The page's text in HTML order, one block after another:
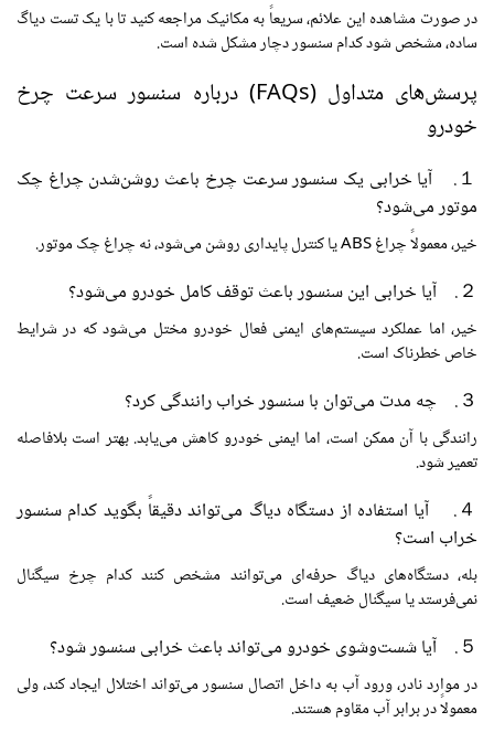
در صورت مشاهده این علائم، سریعاً به مکانیک مراجعه کنید تا با یک تست دیاگ
ساده، مشخص شود کدام سنسور دچار مشکل شده است.
پرسش‌های متداول (FAQs) درباره سنسور سرعت چرخ
خودرو
１. آیا خرابی یک سنسور سرعت چرخ باعث روشن‌شدن چراغ چک
موتور می‌شود؟
خیر، معمولاً چراغ ABS یا کنترل پایداری روشن می‌شود، نه چراغ چک موتور.
２. آیا خرابی این سنسور باعث توقف کامل خودرو می‌شود؟
خیر، اما عملکرد سیستم‌های ایمنی فعال خودرو مختل می‌شود که در شرایط
خاص خطرناک است.
３. چه مدت می‌توان با سنسور خراب رانندگی کرد؟
رانندگی با آن ممکن است، اما ایمنی خودرو کاهش می‌یابد. بهتر است بلافاصله
تعمیر شود.
４. آیا استفاده از دستگاه دیاگ می‌تواند دقیقاً بگوید کدام سنسور
خراب است؟
بله، دستگاه‌های دیاگ حرفه‌ای می‌توانند مشخص کنند کدام چرخ سیگنال
نمی‌فرستد یا سیگنال ضعیف است.
５. آیا شست‌وشوی خودرو می‌تواند باعث خرابی سنسور شود؟
در موارد نادر، ورود آب به داخل اتصال سنسور می‌تواند اختلال ایجاد کند، ولی
معمولاً در برابر آب مقاوم هستند.